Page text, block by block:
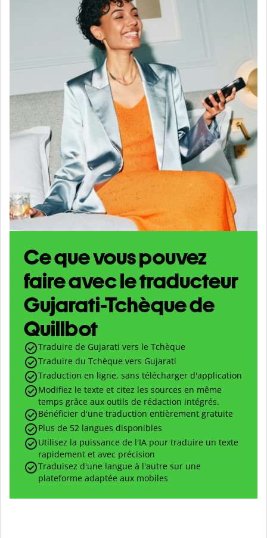
Ce que vous pouvez
faire avec le traducteur
Gujarati-Tchèque de
Quillbot
Traduire de Gujarati vers le Tchèque
Traduire du Tchèque vers Gujarati
Traduction en ligne, sans télécharger d'application
Modifiez le texte et citez les sources en même
temps grâce aux outils de rédaction intégrés.
Bénéficier d'une traduction entièrement gratuite
Plus de 52 langues disponibles
Utilisez la puissance de l'IA pour traduire un texte
rapidement et avec précision
Traduisez d'une langue à l'autre sur une
plateforme adaptée aux mobiles